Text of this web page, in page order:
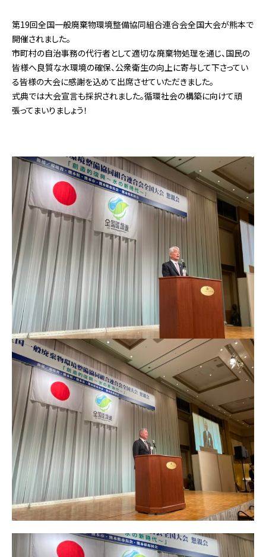
第19回全国一般廃棄物環境整備協同組合連合会全国大会が熊本で
開催されました。
市町村の自治事務の代行者として適切な廃棄物処理を通じ、国民の
皆様へ良質な水環境の確保、公衆衛生の向上に寄与して下さってい
る皆様の大会に感謝を込めて出席させていただきました。
式典では大会宣言も採択されました。循環社会の構築に向けて頑
張ってまいりましょう！